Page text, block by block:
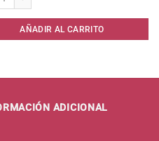
AÑADIR AL CARRITO
ADICIONAL